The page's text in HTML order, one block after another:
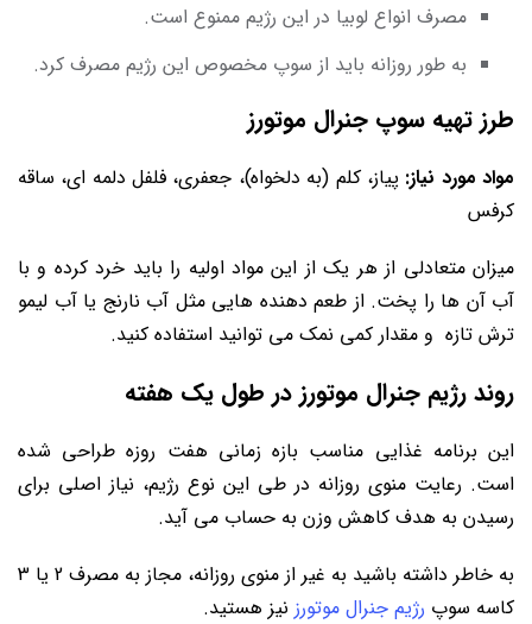
مصرف انواع لوبیا در این رژیم ممنوع است.
به طور روزانه باید از سوپ مخصوص این رژیم مصرف کرد.
طرز تهیه سوپ جنرال موتورز
مواد مورد نیاز: پیاز، کلم (به دلخواه)، جعفری، فلفل دلمه ای، ساقه
کرفس
میزان متعادلی از هر یک از این مواد اولیه را باید خرد کرده و با
آب آن ها را پخت. از طعم دهنده هایی مثل آب نارنج یا آب لیمو
ترش تازه و مقدار کمی نمک می توانید استفاده کنید.
روند رژیم جنرال موتورز در طول یک هفته
این برنامه غذایی مناسب بازه زمانی هفت روزه طراحی شده
است. رعایت منوی روزانه در طی این نوع رژیم، نیاز اصلی برای
رسیدن به هدف کاهش وزن به حساب می آید.
به خاطر داشته باشید به غیر از منوی روزانه، مجاز به مصرف 2 یا 3
کاسه سوپ رژیم جنرال موتورز نیز هستید.